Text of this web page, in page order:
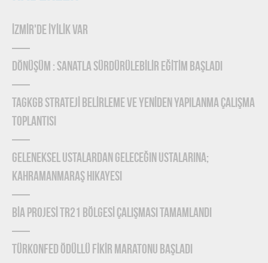
İZMİR'DE İYİLİK VAR
DÖNÜŞÜM : SANATLA SÜRDÜRÜLEBİLİR EĞİTİM BAŞLADI
TAGKGB STRATEJİ BELİRLEME ve YENİDEN YAPILANMA ÇALIŞMA
TOPLANTISI
Geleneksel Ustalardan Geleceğin Ustalarına;
Kahramanmaraş Hikayesi
BİA PROJESİ TR21 BÖLGESİ ÇALIŞMASI TAMAMLANDI
TÜRKONFED Ödüllü FİKİR Maratonu Başladı